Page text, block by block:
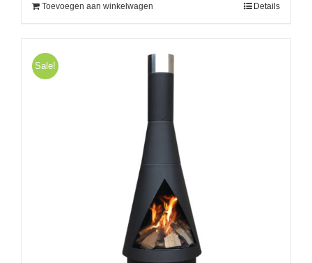
Toevoegen aan winkelwagen Details
Sale!